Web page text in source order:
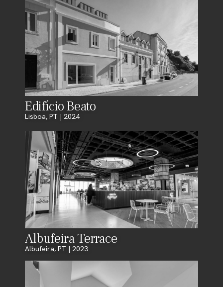
Edifício Beato
Lisboa, PT | 2024
Albufeira Terrace
Albufeira, PT | 2023